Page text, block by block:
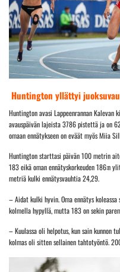
Huntington yllättyi
Huntington avasi Lappeenrannan Kalevan
avauspäivän lajeista 3786 pistettä ja on
omaan ennätykseen on eväät myös Miia
Huntington starttasi päivän 100 metrin
183 eikä oman ennätyskorkeuden 186:n
metriä kulki ennätysvauhtia 24,29.
– Aidat kulki hyvin. Oma ennätys
kolmella hypyllä, mutta 183 on sekin
– Kuulassa oli helpotus, kun sain kunnon
kolmas oli sitten sellainen tahtotyöntö.